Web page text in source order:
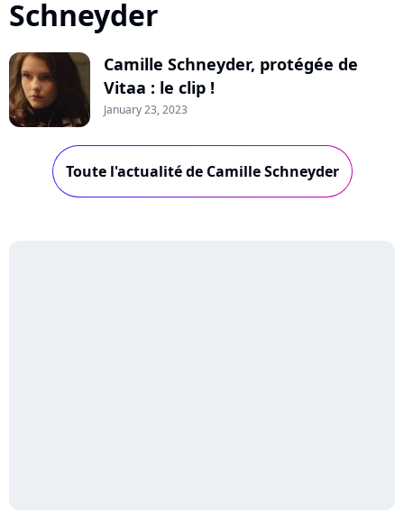
Schneyder
Camille Schneyder, protégée de
Vitaa : le clip !
January 23, 2023
Toute l'actualité de Camille Schneyder